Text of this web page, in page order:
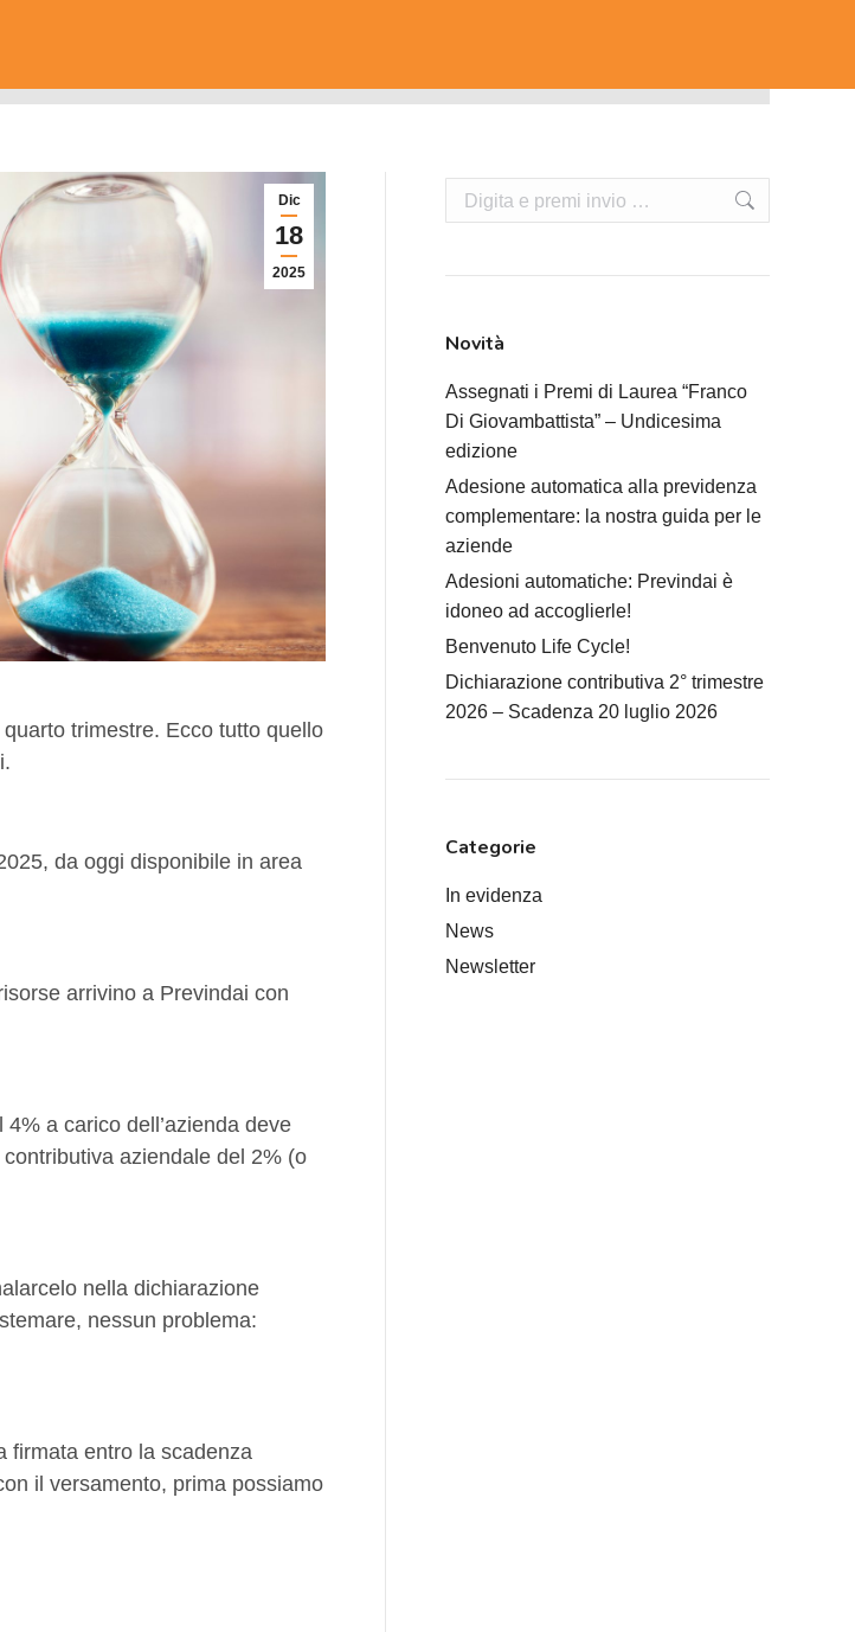
Dic
18
2025
trimestre. Ecco tutto quello
da oggi disponibile in area
arrivino a Previndai con
a carico dell’azienda deve
aziendale del 2% (o
nella dichiarazione
nessun problema:
firmata entro la scadenza
il versamento, prima possiamo
Cerca:
Novità
Assegnati i Premi di Laurea “Franco
Di Giovambattista” – Undicesima
edizione
Adesione automatica alla previdenza
complementare: la nostra guida per le
aziende
Adesioni automatiche: Previndai è
idoneo ad accoglierle!
Benvenuto Life Cycle!
Dichiarazione contributiva 2° trimestre
2026 – Scadenza 20 luglio 2026
Categorie
In evidenza
News
Newsletter